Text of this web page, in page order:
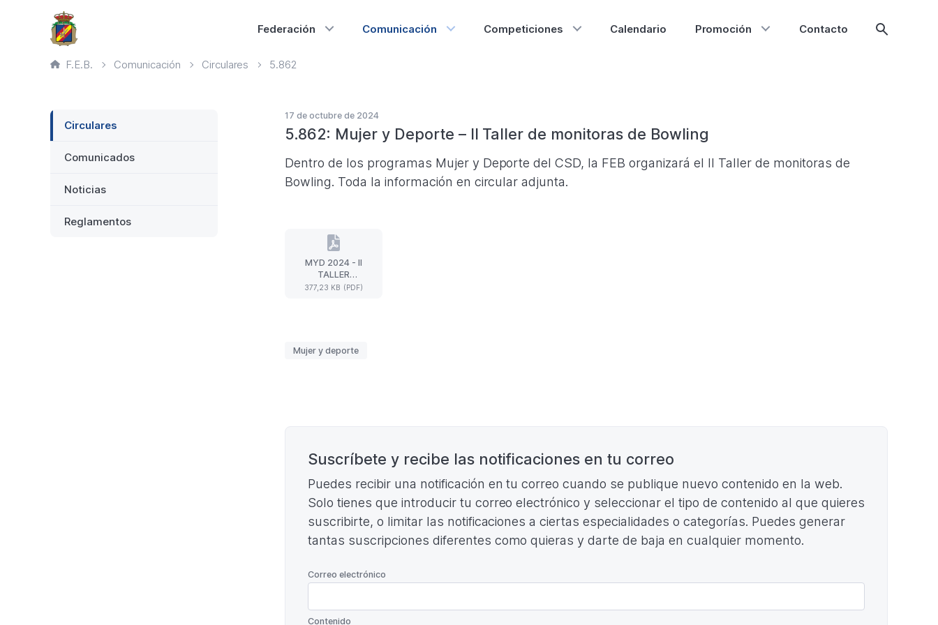
principal
Principal
Federación Comunicación Competiciones Calendario Promoción Contacto
Mostrar
Ruta
actual
F.E.B. Comunicación Circulares 5.862
17 de octubre de 2024
5.862: Mujer y Deporte – II Taller de monitoras de Bowling
Dentro de los programas Mujer y Deporte del CSD, la FEB organizará el II Taller de monitoras de
Bowling. Toda la información en circular adjunta.
MYD 2024 - II
TALLER
MONITORAS
377,23 KB (PDF)
MYD
2024
-
(Formato
Etiquetas
Mujer y deporte
Suscríbete y recibe las notificaciones en tu correo
Puedes recibir una notificación en tu correo cuando se publique nuevo contenido en la web.
Solo tienes que introducir tu correo electrónico y seleccionar el tipo de contenido al que quieres
suscribirte, o limitar las notificaciones a ciertas especialidades o categorías. Puedes generar
tantas suscripciones diferentes como quieras y darte de baja en cualquier momento.
Correo electrónico
Contenido
Lateral
Circulares
Comunicados
Noticias
Reglamentos